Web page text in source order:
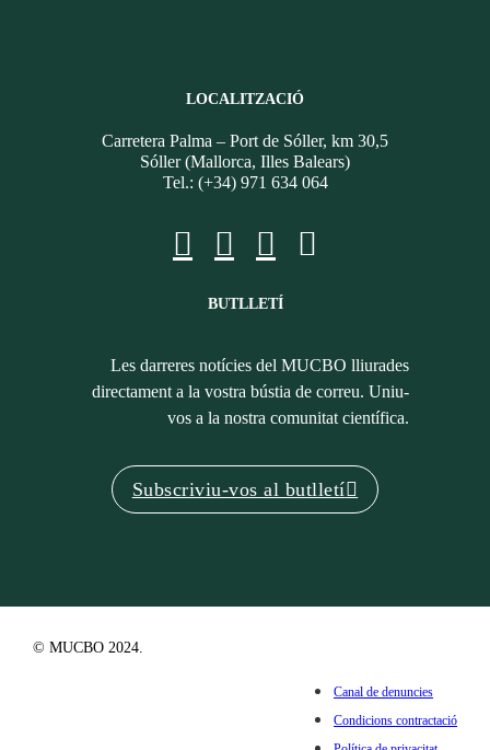
LOCALITZACIÓ
Carretera Palma – Port de Sóller, km 30,5
Sóller (Mallorca, Illes Balears)
Tel.: (+34) 971 634 064
BUTLLETÍ
Les darreres notícies del MUCBO lliurades
directament a la vostra bústia de correu. Uniu-
vos a la nostra comunitat científica.
Subscriviu-vos al butlletí
© MUCBO 2024.
Canal de denuncies
Condicions contractació